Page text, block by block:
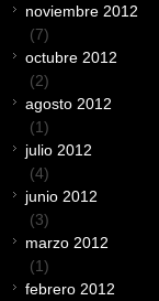
noviembre 2012
(7)
octubre 2012
(2)
agosto 2012
(1)
julio 2012
(4)
junio 2012
(3)
marzo 2012
(1)
febrero 2012